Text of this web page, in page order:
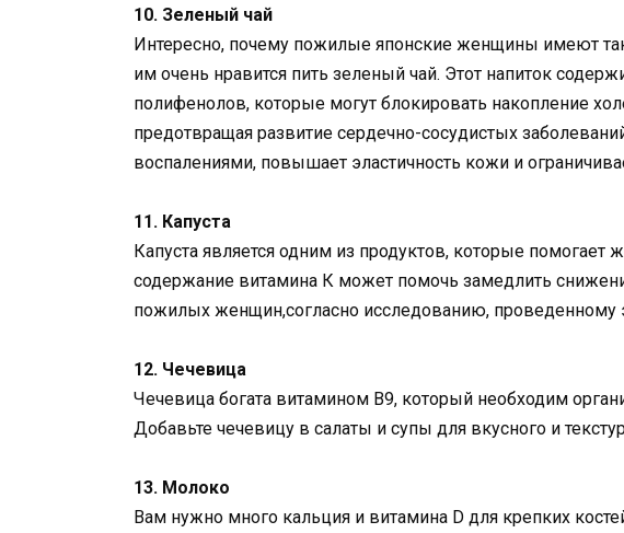
10. Зеленый чай
Интересно, почему пожилые японские женщины имеют
им очень нравится пить зеленый чай. Этот напиток
полифенолов, которые могут блокировать накопление
предотвращая развитие сердечно-сосудистых
воспалениями, повышает эластичность кожи и
11. Капуста
Капуста является одним из продуктов, которые помогает
содержание витамина К может помочь замедлить
пожилых женщин,согласно исследованию, проведенному
12. Чечевица
Чечевица богата витамином В9, который необходим
Добавьте чечевицу в салаты и супы для вкусного и
13. Молоко
Вам нужно много кальция и витамина D для крепких